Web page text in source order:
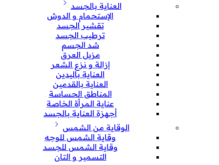
العناية بالجسد
الإستحمام و الدوش
تقشير الجسد
ترطيب الجسد
شد الجسم
مزيل العرق
إزالة و نزع الشعر
العناية باليدين
العناية بالقدمين
المناطق الحساسة
عناية المرأة الخاصة
أجهزة العناية بالجسد
الوقاية من الشمس
وقاية الشمس للوجه
وقاية الشمس للجسد
التسمير و التان